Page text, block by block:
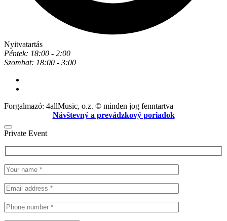
Nyitvatartás
Péntek: 18:00 - 2:00
Szombat: 18:00 - 3:00
Forgalmazó: 4allMusic, o.z. © minden jog fenntartva
Návštevný a prevádzkový poriadok
Private Event